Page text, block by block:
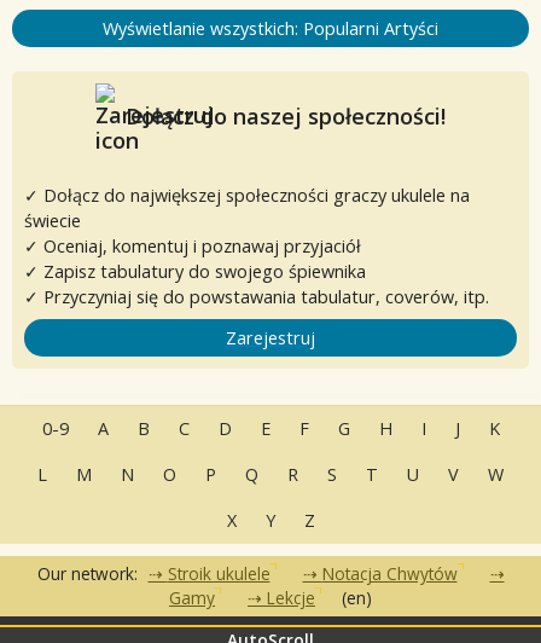
Wyświetlanie wszystkich: Popularni Artyści
Dołącz do naszej społeczności!
✓ Dołącz do największej społeczności graczy ukulele na
świecie
✓ Oceniaj, komentuj i poznawaj przyjaciół
✓ Zapisz tabulatury do swojego śpiewnika
✓ Przyczyniaj się do powstawania tabulatur, coverów, itp.
Zarejestruj
0-9 A B C D E F G H I J
K
L
M N O P Q R S T U V
W
X
Y Z
Our network: Stroik ukulele
Notacja Chwytów
Gamy
Lekcje (en)